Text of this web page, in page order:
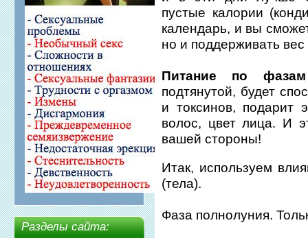
Разделы сайта:
пустые калории
календарь, и вы
но и поддерживать
Питание по
подтянутой, будет
и токсинов, подарит
волос, цвет лица. И
вашей стороны!
Итак, используем
(тела).
Фаза полнолуния.